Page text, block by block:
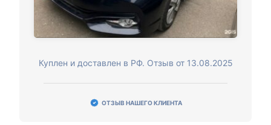
Куплен и доставлен в РФ. Отзыв от 13.08.2025
ОТЗЫВ НАШЕГО КЛИЕНТА